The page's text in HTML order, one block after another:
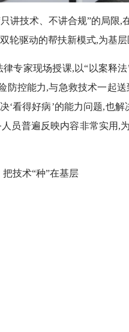
技术、不讲合规”的局限,
轮驱动的帮扶新模式,为基层
家现场授课,以“以案释法
控能力,与急救技术一起
‘看得好病’的能力问题,也
员普遍反映内容非常实用,
技术“种”在基层